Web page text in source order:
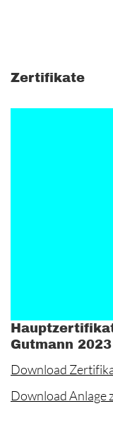
Zertifikate
Gutmann
Download
Download Anlage